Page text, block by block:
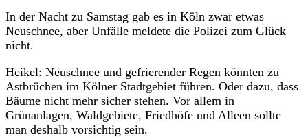
In der Nacht zu Samstag gab es in Köln zwar etwas
Neuschnee, aber Unfälle meldete die Polizei zum Glück
nicht.
Heikel: Neuschnee und gefrierender Regen könnten zu
Astbrüchen im Kölner Stadtgebiet führen. Oder dazu, dass
Bäume nicht mehr sicher stehen. Vor allem in
Grünanlagen, Waldgebiete, Friedhöfe und Alleen sollte
man deshalb vorsichtig sein.